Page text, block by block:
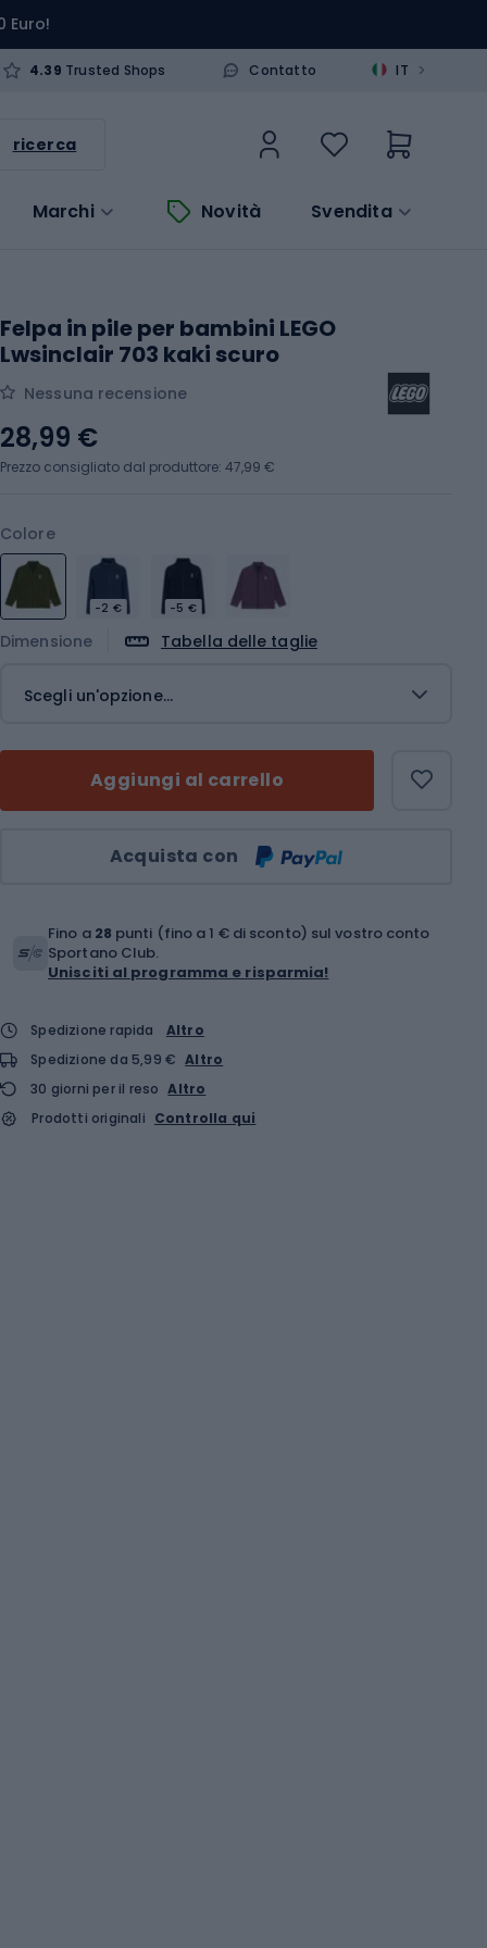
Euro!
4.39 Trusted Shops Contatto IT >
ricerca
Marchi Novità Svendita
Felpa in pile per bambini LEGO
Lwsinclair 703 kaki scuro
Nessuna recensione
Colore
-2 € -5 €
Dimensione Tabella delle taglie
Scegli un'opzione...
Aggiungi al carrello
Acquista con
28,99 €
Prezzo consigliato dal produttore: 47,99 €
Fino a 28 punti (fino a 1 € di sconto) sul vostro conto
Sportano Club.
Unisciti al programma e risparmia!
Spedizione rapida
Altro
Spedizione da 5,99 € Altro
30 giorni per il reso Altro
Prodotti originali Controlla qui